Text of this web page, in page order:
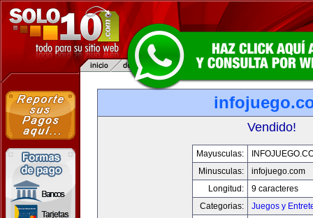
Vendido!
Mayusculas:
Minusculas:
infojuego.com
Longitud:
9 caracteres
Categorias:
Juegos y